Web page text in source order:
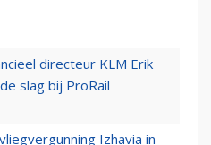
directeur KLM Erik
slag bij ProRail
Izhavia in